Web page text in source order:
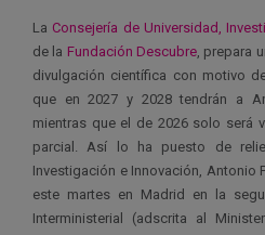
La Consejería de Universidad,
de la Fundación Descubre, prepara
divulgación científica con motivo
que en 2027 y 2028 tendrán a
mientras que el de 2026 solo será
parcial. Así lo ha puesto de
Investigación e Innovación, Antonio
este martes en Madrid en la
Interministerial (adscrita al